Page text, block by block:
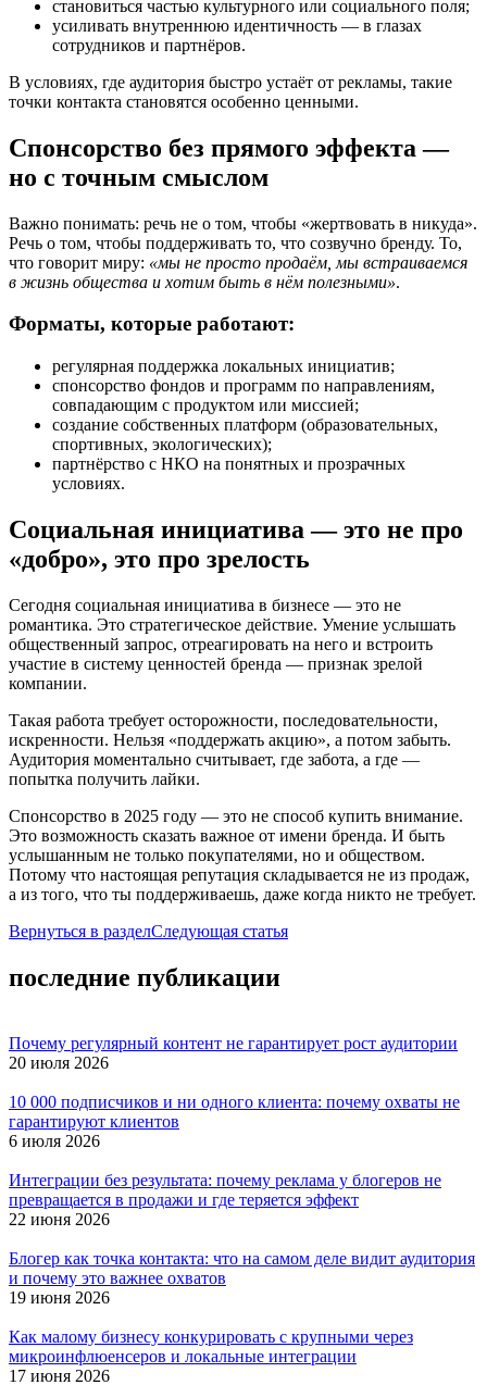
становиться частью культурного или социального поля;
усиливать внутреннюю идентичность — в глазах
сотрудников и партнёров.
В условиях, где аудитория быстро устаёт от рекламы, такие
точки контакта становятся особенно ценными.
Спонсорство без прямого эффекта —
но с точным смыслом
Важно понимать: речь не о том, чтобы «жертвовать в никуда».
Речь о том, чтобы поддерживать то, что созвучно бренду. То,
что говорит миру: «мы не просто продаём, мы встраиваемся
в жизнь общества и хотим быть в нём полезными».
Форматы, которые работают:
регулярная поддержка локальных инициатив;
спонсорство фондов и программ по направлениям,
совпадающим с продуктом или миссией;
создание собственных платформ (образовательных,
спортивных, экологических);
партнёрство с НКО на понятных и прозрачных
условиях.
Социальная инициатива — это не про
«добро», это про зрелость
Сегодня социальная инициатива в бизнесе — это не
романтика. Это стратегическое действие. Умение услышать
общественный запрос, отреагировать на него и встроить
участие в систему ценностей бренда — признак зрелой
компании.
Такая работа требует осторожности, последовательности,
искренности. Нельзя «поддержать акцию», а потом забыть.
Аудитория моментально считывает, где забота, а где —
попытка получить лайки.
Спонсорство в 2025 году — это не способ купить внимание.
Это возможность сказать важное от имени бренда. И быть
услышанным не только покупателями, но и обществом.
Потому что настоящая репутация складывается не из продаж,
а из того, что ты поддерживаешь, даже когда никто не требует.
Вернуться в разделСледующая статья
последние публикации
Почему регулярный контент не гарантирует рост аудитории
20 июля 2026
10 000 подписчиков и ни одного клиента: почему охваты не
гарантируют клиентов
6 июля 2026
Интеграции без результата: почему реклама у блогеров не
превращается в продажи и где теряется эффект
22 июня 2026
Блогер как точка контакта: что на самом деле видит аудитория
и почему это важнее охватов
19 июня 2026
Как малому бизнесу конкурировать с крупными через
микроинфлюенсеров и локальные интеграции
17 июня 2026